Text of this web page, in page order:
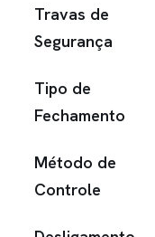
Travas de
Segurança
Tipo de
Fechamento
Método de
Controle